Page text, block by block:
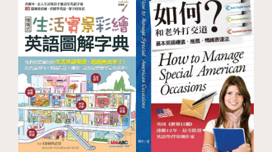
最華麗的時代饗宴
本書收錄90種台灣在地美食、傳統文物的精闢解說，
看完你將對台灣美食感到不可思議，對傳統文物有更深
層的認識，更重要的是，可以用韓文解釋美食給韓國朋
友聽！
特色三：最適合作為導覽的旅遊書，百句口說導覽句讓
你輕鬆開口
如果擔心文章太長背不起來，EZ Korea特別精心規劃